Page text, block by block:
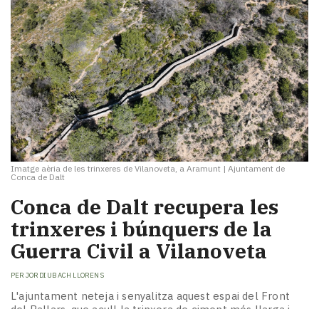
Imatge aèria de les trinxeres de Vilanoveta, a Aramunt | Ajuntament de
Conca de Dalt
Conca de Dalt recupera les
trinxeres i búnquers de la
Guerra Civil a Vilanoveta
PER JORDI UBACH LLORENS
L'ajuntament neteja i senyalitza aquest espai del Front